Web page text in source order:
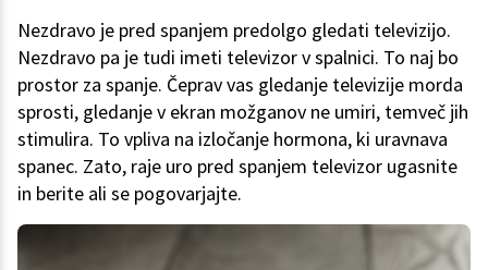
Nezdravo je pred spanjem predolgo gledati televizijo.
Nezdravo pa je tudi imeti televizor v spalnici. To naj bo
prostor za spanje. Čeprav vas gledanje televizije morda
sprosti, gledanje v ekran možganov ne umiri, temveč jih
stimulira. To vpliva na izločanje hormona, ki uravnava
spanec. Zato, raje uro pred spanjem televizor ugasnite
in berite ali se pogovarjajte.